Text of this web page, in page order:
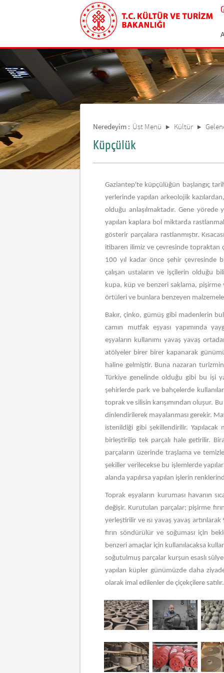
Neredeyim : Üst Menü Kültür
Küpçülük
Gaziantep'te küpçülüğün başlangıç
yerlerinde yapılan arkeolojik
olduğu anlaşılmaktadır. Gene yörede
yapılan kaplara bol miktarda
gösterir parçalara rastlanmıştır.
itibaren ilimiz ve çevresinde topraktan
100 yıl kadar önce şehir çevresinde
çalışan ustaların ve işçilerin olduğu
kupa, küp ve benzeri saklama, pişirme
örtüleri ve bunlara benzeyen
Bakır, çinko, gümüş gibi madenlerin
camın mutfak eşyası yapımında
eşyaların kullanımı yavaş yavaş
atölyeler birer birer kapanarak
haline gelmiştir. Buna nazaran
Türkiye genelinde olduğu gibi bu işi
şehirlerde park ve bahçelerde
toprak ve silisin karışımından oluşur.
dinlendirilerek mayalanması gerekir.
istenildiği gibi şekillendirilir.
birleştirilip tek parçalı hale getirilir.
parçaların üzerinde traşlama ve
şekiller verilecekse bu işlemlerde
alanda yapılırsa yapılan işlerin
Toprak eşyaların kuruması havanın
değişir. Kurutulan parçalar; pişirme
yerleştirilir ve ısı yavaş yavaş
fırın söndürülür ve soğuması için
benzeri amaçlar için kullanılacaksa
soğutulmuş parçalar kurşun esaslı
yapılan küpler günümüzde daha
olarak imal edilenler de çiçekçilere satılır.